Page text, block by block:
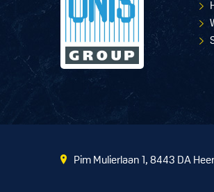
Pim Mulierlaan 1, 8443 DA